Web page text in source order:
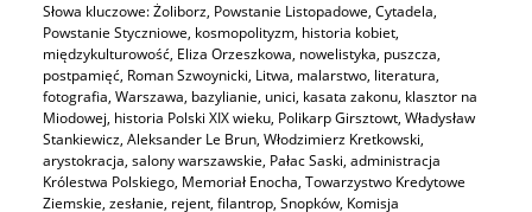
Słowa kluczowe: Żoliborz, Powstanie Listopadowe, Cytadela,
Powstanie Styczniowe, kosmopolityzm, historia kobiet,
międzykulturowość, Eliza Orzeszkowa, nowelistyka, puszcza,
postpamięć, Roman Szwoynicki, Litwa, malarstwo, literatura,
fotografia, Warszawa, bazylianie, unici, kasata zakonu, klasztor na
Miodowej, historia Polski XIX wieku, Polikarp Girsztowt, Władysław
Stankiewicz, Aleksander Le Brun, Włodzimierz Kretkowski,
arystokracja, salony warszawskie, Pałac Saski, administracja
Królestwa Polskiego, Memoriał Enocha, Towarzystwo Kredytowe
Ziemskie, zesłanie, rejent, filantrop, Snopków, Komisja